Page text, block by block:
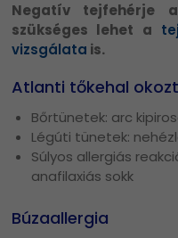
Negatív tejfehérje
szükséges lehet a
vizsgálata is.
Atlanti tőkehal
Bőrtünetek: arc
Légúti tünetek:
Súlyos allergiás
anafilaxiás sokk
Búzaallergia